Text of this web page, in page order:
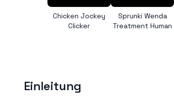
Chicken Jockey
Clicker
Sprunki Wenda
Treatment Human
Einleitung